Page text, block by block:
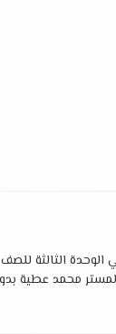
الوحدة الثالثة للصف